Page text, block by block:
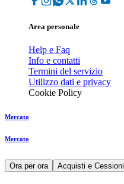
Area personale
Help e Faq
Info e contatti
Termini del servizio
Utilizzo dati e privacy
Cookie Policy
Mercato
Mercato
Ora per ora Acquisti e Cessioni